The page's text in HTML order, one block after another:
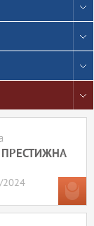
2024